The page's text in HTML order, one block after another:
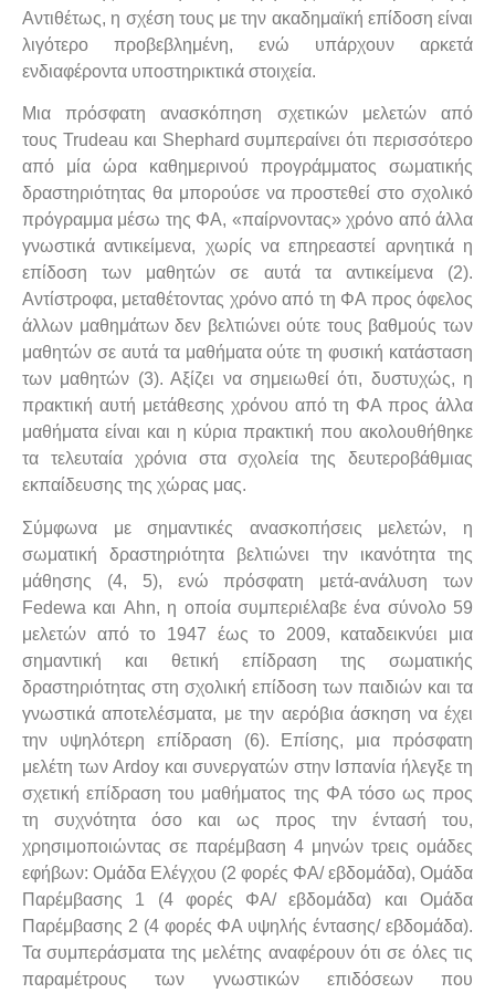
Αντιθέτως, η σχέση τους με την ακαδημαϊκή επίδοση είναι
λιγότερο προβεβλημένη, ενώ υπάρχουν αρκετά
ενδιαφέροντα υποστηρικτικά στοιχεία.
Μια πρόσφατη ανασκόπηση σχετικών μελετών από
τους Trudeau και Shephard συμπεραίνει ότι περισσότερο
από μία ώρα καθημερινού προγράμματος σωματικής
δραστηριότητας θα μπορούσε να προστεθεί στο σχολικό
πρόγραμμα μέσω της ΦΑ, «παίρνοντας» χρόνο από άλλα
γνωστικά αντικείμενα, χωρίς να επηρεαστεί αρνητικά η
επίδοση των μαθητών σε αυτά τα αντικείμενα (2).
Αντίστροφα, μεταθέτοντας χρόνο από τη ΦΑ προς όφελος
άλλων μαθημάτων δεν βελτιώνει ούτε τους βαθμούς των
μαθητών σε αυτά τα μαθήματα ούτε τη φυσική κατάσταση
των μαθητών (3). Αξίζει να σημειωθεί ότι, δυστυχώς, η
πρακτική αυτή μετάθεσης χρόνου από τη ΦΑ προς άλλα
μαθήματα είναι και η κύρια πρακτική που ακολουθήθηκε
τα τελευταία χρόνια στα σχολεία της δευτεροβάθμιας
εκπαίδευσης της χώρας μας.
Σύμφωνα με σημαντικές ανασκοπήσεις μελετών, η
σωματική δραστηριότητα βελτιώνει την ικανότητα της
μάθησης (4, 5), ενώ πρόσφατη μετά-ανάλυση των
Fedewa και Ahn, η οποία συμπεριέλαβε ένα σύνολο 59
μελετών από το 1947 έως το 2009, καταδεικνύει μια
σημαντική και θετική επίδραση της σωματικής
δραστηριότητας στη σχολική επίδοση των παιδιών και τα
γνωστικά αποτελέσματα, με την αερόβια άσκηση να έχει
την υψηλότερη επίδραση (6). Επίσης, μια πρόσφατη
μελέτη των Ardoy και συνεργατών στην Ισπανία ήλεγξε τη
σχετική επίδραση του μαθήματος της ΦΑ τόσο ως προς
τη συχνότητα όσο και ως προς την έντασή του,
χρησιμοποιώντας σε παρέμβαση 4 μηνών τρεις ομάδες
εφήβων: Ομάδα Ελέγχου (2 φορές ΦΑ/ εβδομάδα), Ομάδα
Παρέμβασης 1 (4 φορές ΦΑ/ εβδομάδα) και Ομάδα
Παρέμβασης 2 (4 φορές ΦΑ υψηλής έντασης/ εβδομάδα).
Τα συμπεράσματα της μελέτης αναφέρουν ότι σε όλες τις
παραμέτρους των γνωστικών επιδόσεων που